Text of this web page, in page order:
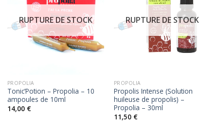
RUPTURE DE STOCK
PROPOLIA
Tonic’Potion – Propolia – 10
ampoules de 10ml
14,00 €
RUPTURE DE STOCK
PROPOLIA
Propolis Intense (Solution
huileuse de propolis) –
Propolia – 30ml
11,50 €